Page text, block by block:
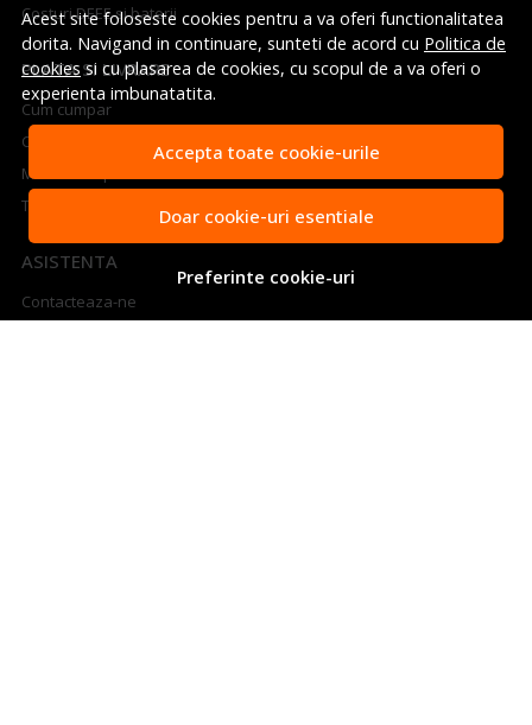
Acest site foloseste cookies pentru a va oferi functionalitatea
dorita. Navigand in continuare, sunteti de acord cu Politica de
cookiessi cu plasarea de cookies, cu scopul de a va oferi o
experienta imbunatatita.
Accepta toate cookie-urile
Doar cookie-uri esentiale
Preferinte cookie-uri
Costuri DEEE si baterii
PLATA SI LIVRARE
Cum cumpar
Cosul meu
Metode de plata
Transport si retururi
ASISTENTA
Contacteaza-ne